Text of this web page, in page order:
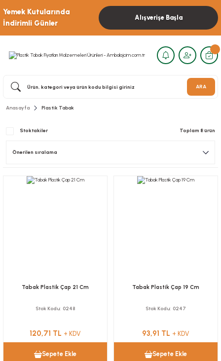
Yemek Kutularında
İndirimli Günler
Alışverişe Başla
ARA
Anasayfa Plastik Tabak
Stoktakiler Toplam 8 ürün
Tabak Plastik Çap 21 Cm
Stok Kodu 0248
120,71 TL + KDV
Sepete Ekle
Tabak Plastik Çap 19 Cm
Stok Kodu 0247
93,91 TL + KDV
Sepete Ekle